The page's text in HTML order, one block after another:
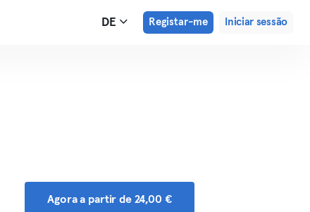
DE Registar-me Iniciar sessão
Agora a partir de 24,00 €